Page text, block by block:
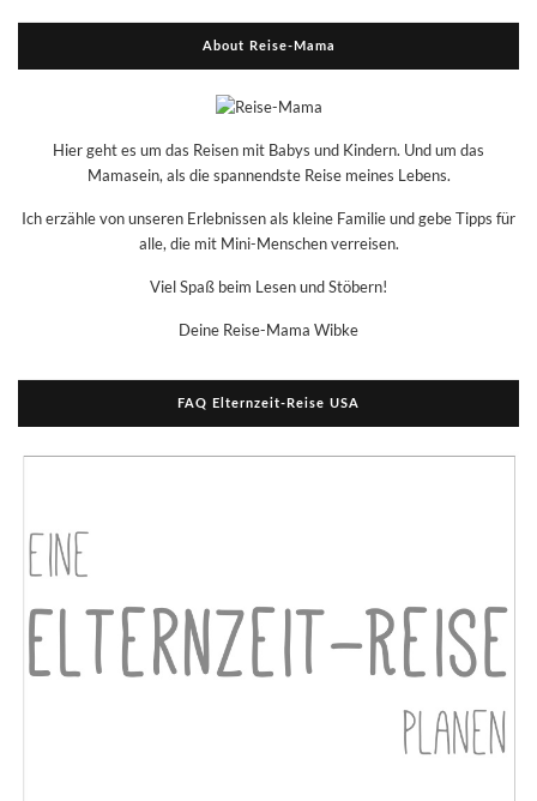
About Reise-Mama
Hier geht es um das Reisen mit Babys und Kindern. Und um das
Mamasein, als die spannendste Reise meines Lebens.
Ich erzähle von unseren Erlebnissen als kleine Familie und gebe Tipps für
alle, die mit Mini-Menschen verreisen.
Viel Spaß beim Lesen und Stöbern!
Deine Reise-Mama Wibke
FAQ Elternzeit-Reise USA